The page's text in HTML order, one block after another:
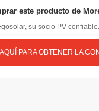
este producto de
su socio PV confiable.
PARA OBTENER LA